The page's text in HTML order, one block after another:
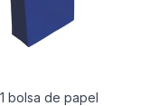
bolsa de papel